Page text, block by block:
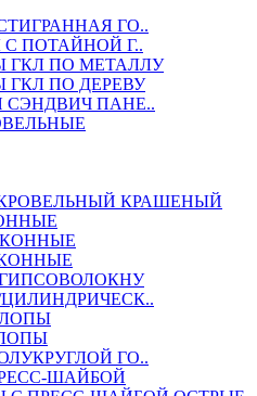
ГО..
ПОТАЙНОЙ Г..
ГКЛ ПО МЕТАЛЛУ
ГКЛ ПО ДЕРЕВУ
СЭНДВИЧ ПАНЕ..
КРАШЕНЫЙ
ГО..
ШАЙБОЙ